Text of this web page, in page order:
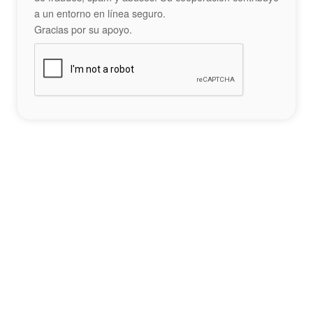
a un entorno en línea seguro.
Gracias por su apoyo.